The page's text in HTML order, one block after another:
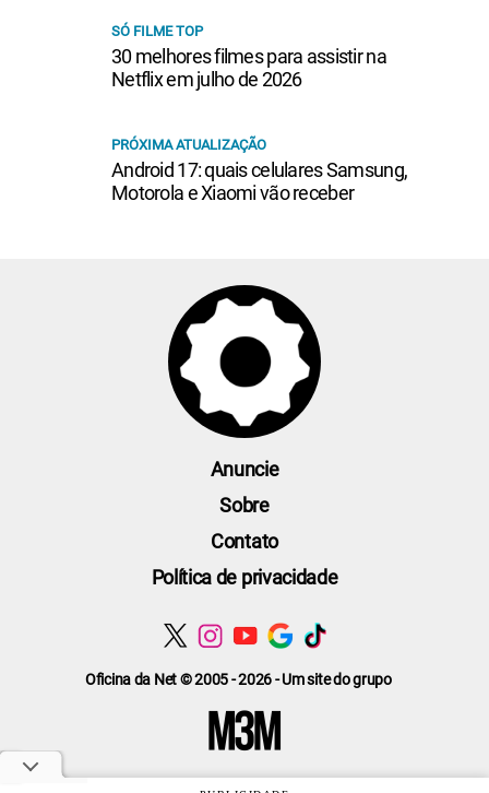
SÓ FILME TOP
30 melhores filmes para assistir na
Netflix em julho de 2026
PRÓXIMA ATUALIZAÇÃO
Android 17: quais celulares Samsung,
Motorola e Xiaomi vão receber
Oficina da Net © 2005 - 2026 - Um site do grupo
Anuncie
Sobre
Contato
Política de privacidade